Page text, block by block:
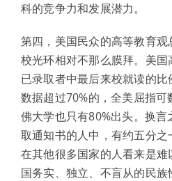
科的竞争力和发展潜力。
第四，美国民众的高等教育
校光环相对不那么膜拜。美
已录取者中最后来校就读的
数据超过70%的，全美屈指
佛大学也只有80%出头。换
取通知书的人中，有约五分
在其他很多国家的人看来是
国务实、独立、不盲从的民